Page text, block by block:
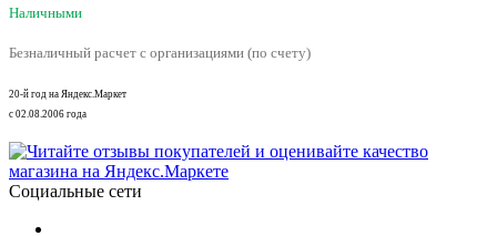
Наличными
Безналичный расчет с организациями (по счету)
20-й год на Яндекс.Маркет
с 02.08.2006 года
Социальные сети